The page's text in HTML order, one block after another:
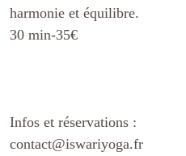
harmonie et équilibre.
30 min-35€
Infos et réservations :
contact@iswariyoga.fr